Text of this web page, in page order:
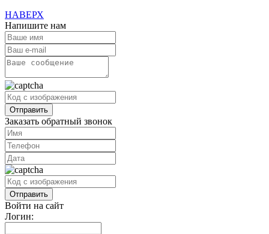
НАВЕРХ
Напишите нам
Заказать обратный звонок
Войти на сайт
Логин: